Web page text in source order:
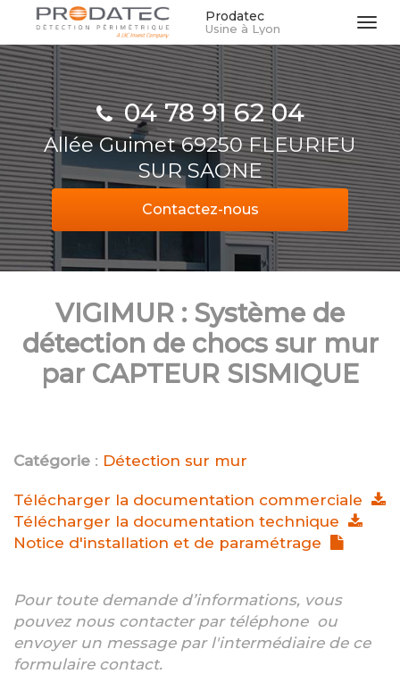
Aller
contenu
principal
Prodatec
Usine à Lyon
04 78 91 62 04
Allée Guimet 69250 FLEURIEU
SUR SAONE
Contactez-nous
VIGIMUR : Système de
détection de chocs sur mur
par CAPTEUR SISMIQUE
Catégorie : Détection sur mur
Télécharger la documentation commerciale
Télécharger la documentation technique
Notice d'installation et de paramétrage
Pour toute demande d’informations, vous
pouvez nous contacter par téléphone ou
envoyer un message par l'intermédiaire de ce
formulaire contact.